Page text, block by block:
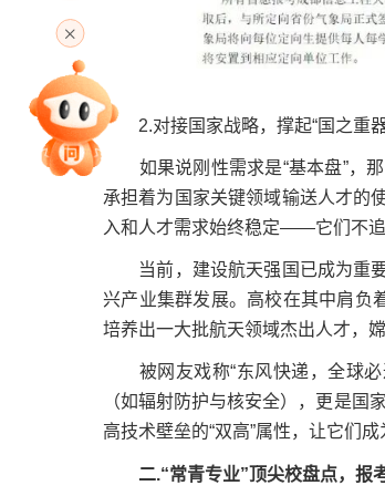
专家指导课
2.对接国家战略，撑起“国之重
如果说刚性需求是“基本盘”，那
承担着为国家关键领域输送人才的
入和人才需求始终稳定——它们不追
当前，建设航天强国已成为重要
兴产业集群发展。高校在其中肩负
培养出一大批航天领域杰出人才，
被网友戏称“东风快递，全球必
（如辐射防护与核安全），更是国
高技术壁垒的“双高”属性，让它们
二.“常青专业”顶尖校盘点，报